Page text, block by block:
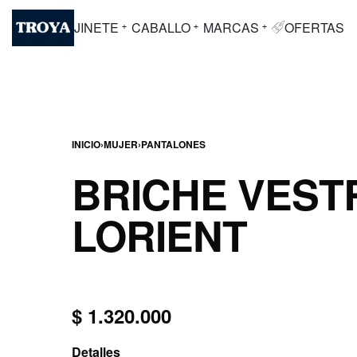
JINETE CABALLO MARCAS OFERTAS
INICIO›MUJER›PANTALONES
BRICHE
LORIENT
$ 1.320.000
Detalles